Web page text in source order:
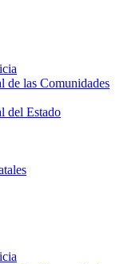
de las Comunidades
del Estado